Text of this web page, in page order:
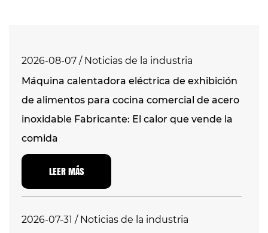
2026-08-07 / Noticias de la industria
Máquina calentadora eléctrica de exhibición
de alimentos para cocina comercial de acero
inoxidable Fabricante: El calor que vende la
comida
LEER MÁS
2026-07-31 / Noticias de la industria